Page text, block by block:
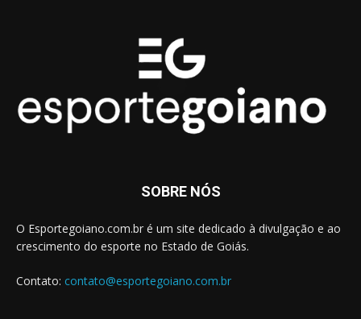
SOBRE NÓS
O Esportegoiano.com.br é um site dedicado à divulgação e ao
crescimento do esporte no Estado de Goiás.
Contato: contato@esportegoiano.com.br